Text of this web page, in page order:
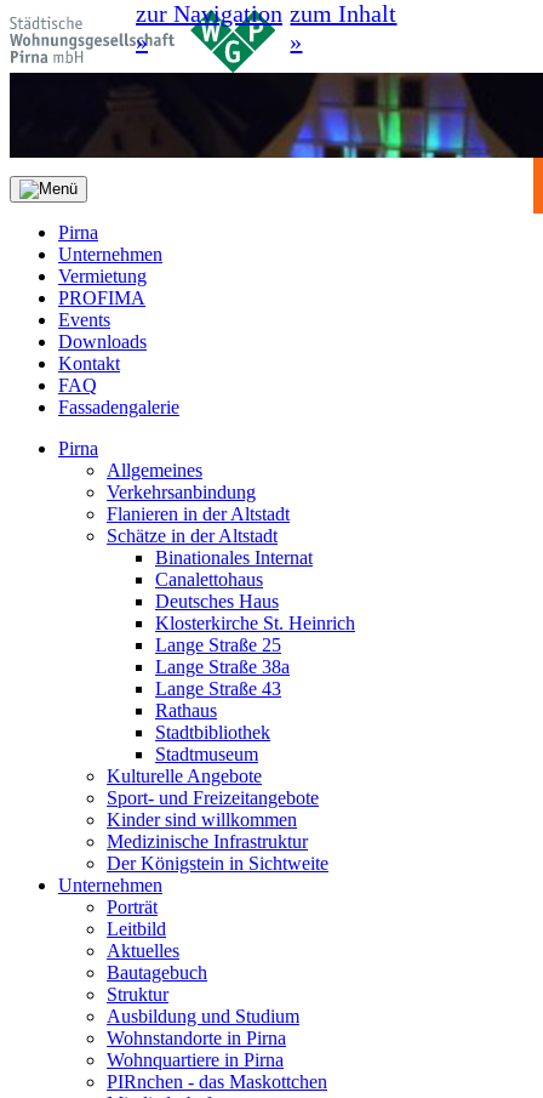
zur Navigation
»
zum Inhalt
»
Pirna
Unternehmen
Vermietung
PROFIMA
Events
Downloads
Kontakt
FAQ
Fassadengalerie
Pirna
Allgemeines
Verkehrsanbindung
Flanieren in der Altstadt
Schätze in der Altstadt
Binationales Internat
Canalettohaus
Deutsches Haus
Klosterkirche St. Heinrich
Lange Straße 25
Lange Straße 38a
Lange Straße 43
Rathaus
Stadtbibliothek
Stadtmuseum
Kulturelle Angebote
Sport- und Freizeitangebote
Kinder sind willkommen
Medizinische Infrastruktur
Der Königstein in Sichtweite
Unternehmen
Porträt
Leitbild
Aktuelles
Bautagebuch
Struktur
Ausbildung und Studium
Wohnstandorte in Pirna
Wohnquartiere in Pirna
PIRnchen - das Maskottchen